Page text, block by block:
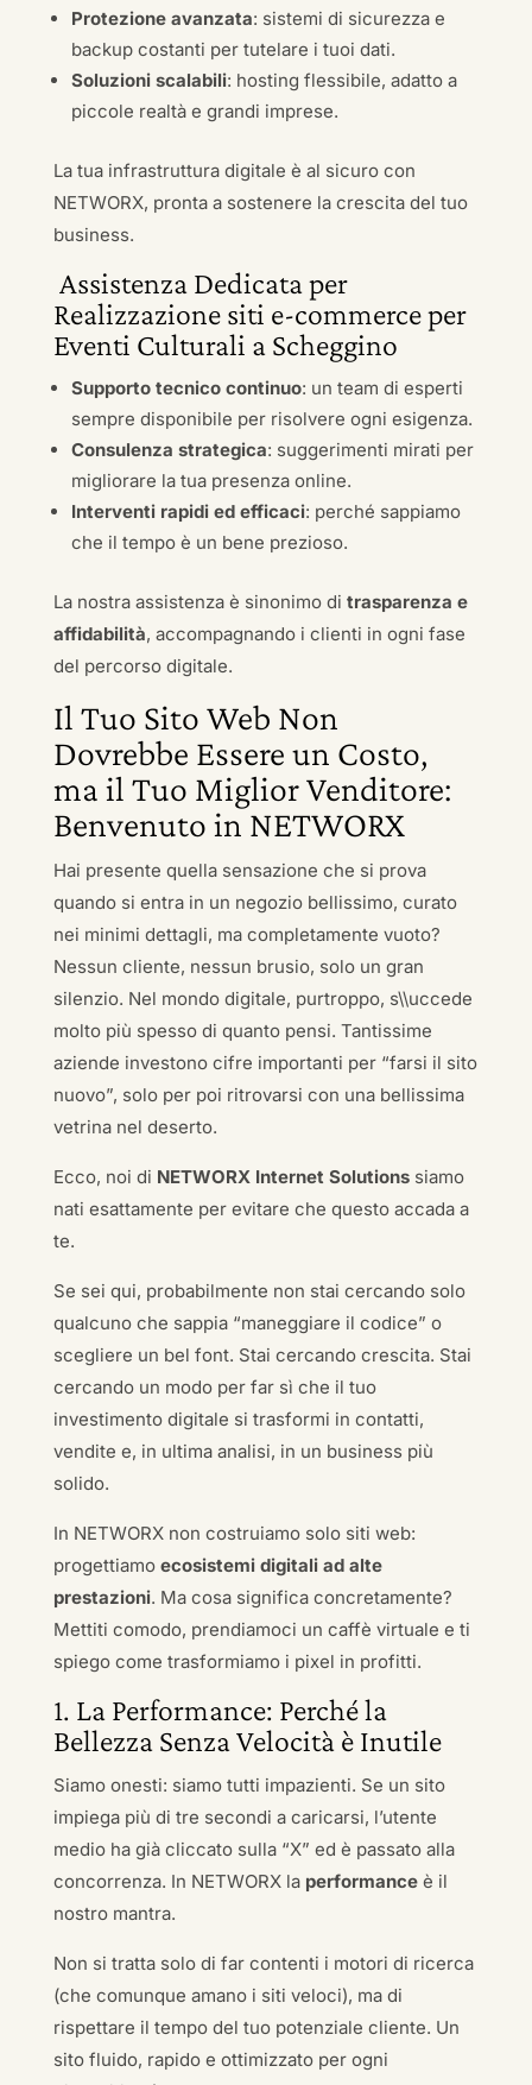
Protezione avanzata: sistemi di sicurezza e
backup costanti per tutelare i tuoi dati.
Soluzioni scalabili: hosting flessibile, adatto a
piccole realtà e grandi imprese.
La tua infrastruttura digitale è al sicuro con
NETWORX, pronta a sostenere la crescita del tuo
business.
Assistenza Dedicata per
Realizzazione siti e-commerce per
Eventi Culturali a Scheggino
Supporto tecnico continuo: un team di esperti
sempre disponibile per risolvere ogni esigenza.
Consulenza strategica: suggerimenti mirati per
migliorare la tua presenza online.
Interventi rapidi ed efficaci: perché sappiamo
che il tempo è un bene prezioso.
La nostra assistenza è sinonimo di trasparenza e
affidabilità, accompagnando i clienti in ogni fase
del percorso digitale.
Il Tuo Sito Web Non
Dovrebbe Essere un Costo,
ma il Tuo Miglior Venditore:
Benvenuto in NETWORX
Hai presente quella sensazione che si prova
quando si entra in un negozio bellissimo, curato
nei minimi dettagli, ma completamente vuoto?
Nessun cliente, nessun brusio, solo un gran
silenzio. Nel mondo digitale, purtroppo, s\\uccede
molto più spesso di quanto pensi. Tantissime
aziende investono cifre importanti per “farsi il sito
nuovo”, solo per poi ritrovarsi con una bellissima
vetrina nel deserto.
Ecco, noi di NETWORX Internet Solutionssiamo
nati esattamente per evitare che questo accada a
te.
Se sei qui, probabilmente non stai cercando solo
qualcuno che sappia “maneggiare il codice” o
scegliere un bel font. Stai cercando crescita. Stai
cercando un modo per far sì che il tuo
investimento digitale si trasformi in contatti,
vendite e, in ultima analisi, in un business più
solido.
In NETWORX non costruiamo solo siti web:
progettiamo ecosistemi digitali ad alte
prestazioni. Ma cosa significa concretamente?
Mettiti comodo, prendiamoci un caffè virtuale e ti
spiego come trasformiamo i pixel in profitti.
1. La Performance: Perché la
Bellezza Senza Velocità è Inutile
Siamo onesti: siamo tutti impazienti. Se un sito
impiega più di tre secondi a caricarsi, l’utente
medio ha già cliccato sulla “X” ed è passato alla
concorrenza. In NETWORX la performanceè il
nostro mantra.
Non si tratta solo di far contenti i motori di ricerca
(che comunque amano i siti veloci), ma di
rispettare il tempo del tuo potenziale cliente. Un
sito fluido, rapido e ottimizzato per ogni